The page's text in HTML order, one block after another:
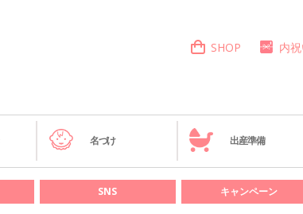
SHOP 内
名づけ 出産準備
SNS キャンペーン